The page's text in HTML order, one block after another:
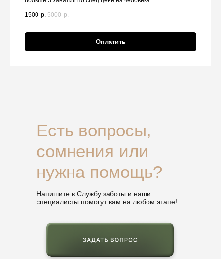
1500 р. 5000 р.
Оплатить
Напишите в Службу заботы и наши
специалисты помогут вам на любом этапе!
Есть вопросы,
сомнения или
нужна помощь?